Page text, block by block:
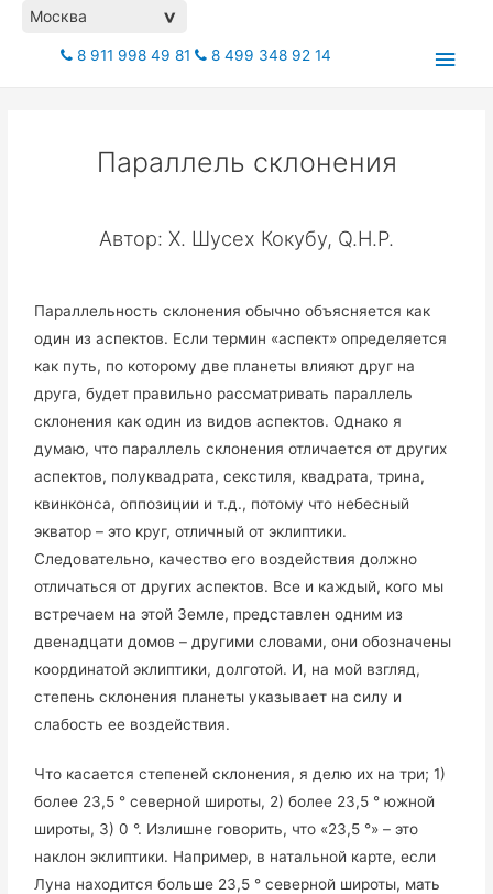
Москва >
8 911 998 49 81 8 499 348 92 14
Параллель склонения
Автор: Х. Шусех Кокубу, Q.H.P.
Параллельность склонения обычно объясняется как
один из аспектов. Если термин «аспект» определяется
как путь, по которому две планеты влияют друг на
друга, будет правильно рассматривать параллель
склонения как один из видов аспектов. Однако я
думаю, что параллель склонения отличается от других
аспектов, полуквадрата, секстиля, квадрата, трина,
квинконса, оппозиции и т.д., потому что небесный
экватор – это круг, отличный от эклиптики.
Следовательно, качество его воздействия должно
отличаться от других аспектов. Все и каждый, кого мы
встречаем на этой Земле, представлен одним из
двенадцати домов – другими словами, они обозначены
координатой эклиптики, долготой. И, на мой взгляд,
степень склонения планеты указывает на силу и
слабость ее воздействия.
Что касается степеней склонения, я делю их на три; 1)
более 23,5 ° северной широты, 2) более 23,5 ° южной
широты, 3) 0 °. Излишне говорить, что «23,5 °» – это
наклон эклиптики. Например, в натальной карте, если
Луна находится больше 23,5 ° северной широты, мать